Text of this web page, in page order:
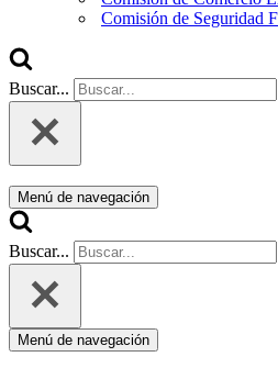
Comisión de Seguridad
Buscar...
Menú de navegación
Buscar...
Menú de navegación